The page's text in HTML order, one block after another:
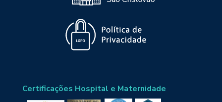
Certificações Hospital e Maternidade